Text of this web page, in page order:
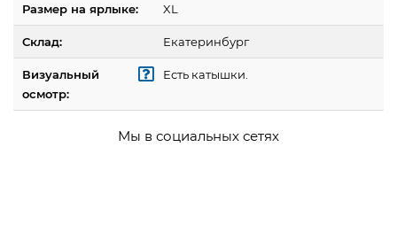
Размер на ярлыке: XL
Склад: Екатеринбург
Визуальный
осмотр:
Есть катышки.
Мы в социальных сетях